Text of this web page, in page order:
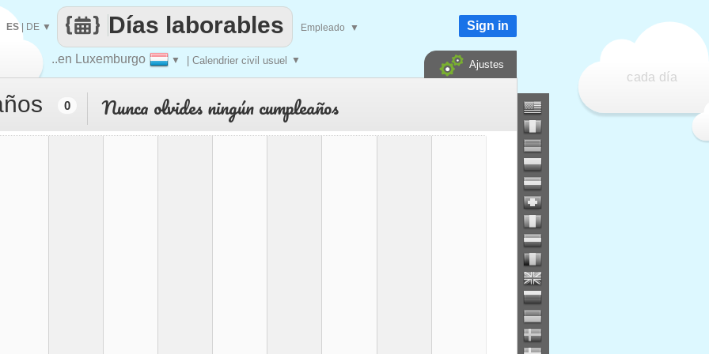
cada día
..en Luxemburgo ▼ | Calendrier civil usuel ▼
Días laborables
ES| DE ▼ Empleado ▼ Sign in
Ajustes
0 Nunca olvides ningún cumpleaños